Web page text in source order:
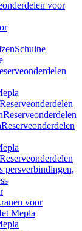
voor
Schuine
Reserveonderdelen
Reserveonderdelen
Reserveonderdelen
Reserveonderdelen
persverbindingen,
voor
Mepla